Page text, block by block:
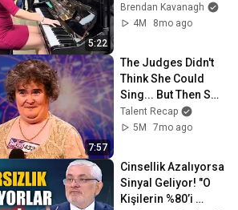
5:22
Brendan Kavanagh
4M
8mo ago
7:57
The Judges Didn't
Think She Could
Sing... But Then She
Opened Her Mouth!
Talent Recap
5M
7mo ago
Cinsellik Azalıyorsa
Sinyal Geliyor! "O
Kişilerin %80’i